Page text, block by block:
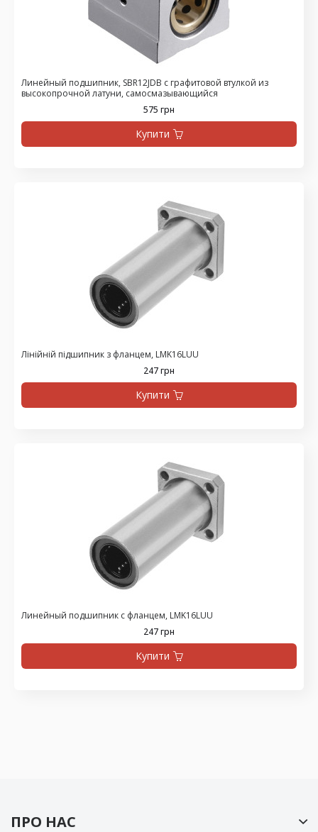
Линейный подшипник, SBR12JDB с графитовой втулкой из
высокопрочной латуни, самосмазывающийся
575 грн
Купити
Лінійній підшипник з фланцем, LMK16LUU
247 грн
Купити
Линейный подшипник с фланцем, LMK16LUU
247 грн
Купити
ПРО НАС